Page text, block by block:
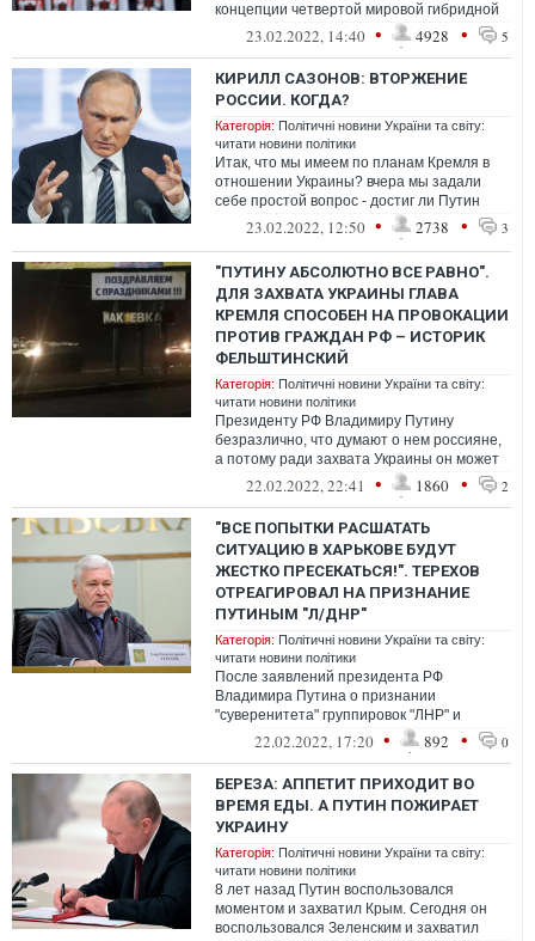
концепции четвертой мировой гибридной
войны против Запада, а стало быть и
23.02.2022, 14:40 • 4928 • 5
КИРИЛЛ САЗОНОВ: ВТОРЖЕНИЕ
РОССИИ. КОГДА?
Категорія: Політичні новини України та світу:
читати новини політики
Итак, что мы имеем по планам Кремля в
отношении Украины? вчера мы задали
себе простой вопрос - достиг ли Путин
своих целей в украинской компании? И
23.02.2022, 12:50 • 2738 • 3
"ПУТИНУ АБСОЛЮТНО ВСЕ РАВНО".
ДЛЯ ЗАХВАТА УКРАИНЫ ГЛАВА
КРЕМЛЯ СПОСОБЕН НА ПРОВОКАЦИИ
ПРОТИВ ГРАЖДАН РФ – ИСТОРИК
ФЕЛЬШТИНСКИЙ
Категорія: Політичні новини України та світу:
читати новини політики
Президенту РФ Владимиру Путину
безразлично, что думают о нем россияне,
а потому ради захвата Украины он может
совершать провокации и на территории
22.02.2022, 22:41 • 1860 • 2
"ВСЕ ПОПЫТКИ РАСШАТАТЬ
СИТУАЦИЮ В ХАРЬКОВЕ БУДУТ
ЖЕСТКО ПРЕСЕКАТЬСЯ!". ТЕРЕХОВ
ОТРЕАГИРОВАЛ НА ПРИЗНАНИЕ
ПУТИНЫМ "Л/ДНР"
Категорія: Політичні новини України та світу:
читати новини політики
После заявлений президента РФ
Владимира Путина о признании
"суверенитета" группировок "ЛНР" и
"ДНР" и вводе российских войск в ОРДЛО
мэр Харькова Игор...
22.02.2022, 17:20 • 892 • 0
БЕРЕЗА: АППЕТИТ ПРИХОДИТ ВО
ВРЕМЯ ЕДЫ. А ПУТИН ПОЖИРАЕТ
УКРАИНУ
Категорія: Політичні новини України та світу:
читати новини політики
8 лет назад Путин воспользовался
моментом и захватил Крым. Сегодня он
воспользовался Зеленским и захватил